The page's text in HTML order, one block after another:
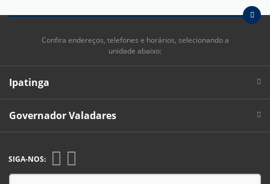
Confira endereços, telefones e horários, selecionando a
unidade abaixo:
Ipatinga
Governador Valadares
SIGA-NOS: